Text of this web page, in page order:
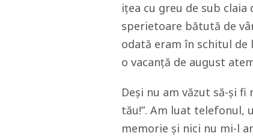
ițea cu greu de sub claia
sperietoare bătută de
odată eram în schitul de
o vacanță de august
Deși nu am văzut să-și fi
tău!”. Am luat telefonul,
memorie și nici nu mi-l